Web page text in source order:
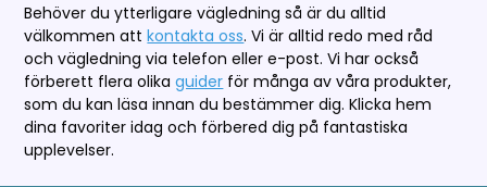
Behöver du ytterligare vägledning så är du alltid
välkommen attkontakta oss. Vi är alltid redo med råd
och vägledning via telefon eller e-post. Vi har också
förberett flera olikaguider för många av våra produkter,
som du kan läsa innan du bestämmer dig. Klicka hem
dina favoriter idag och förbered dig på fantastiska
upplevelser.